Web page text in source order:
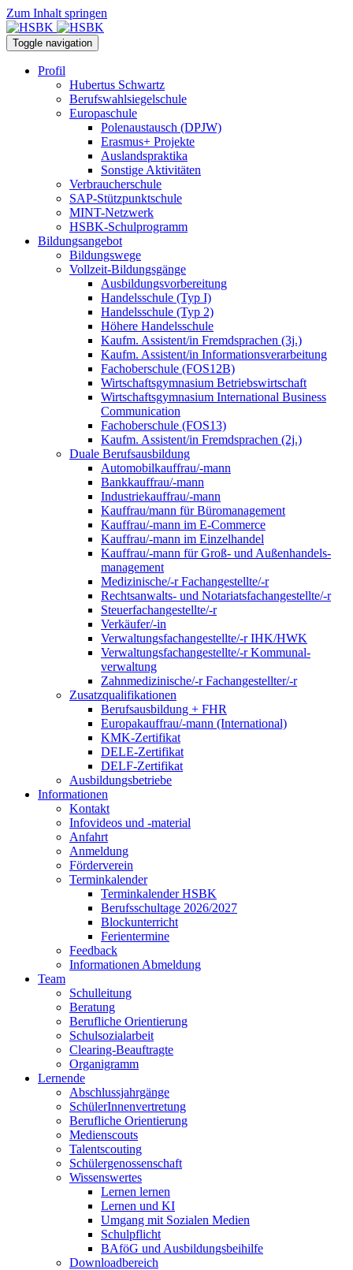
Zum Inhalt springen
Toggle navigation
Profil
Hubertus Schwartz
Berufswahlsiegelschule
Europaschule
Polenaustausch (DPJW)
Erasmus+ Projekte
Auslandspraktika
Sonstige Aktivitäten
Verbraucherschule
SAP-Stützpunktschule
MINT-Netzwerk
HSBK-Schulprogramm
Bildungsangebot
Bildungswege
Vollzeit-Bildungsgänge
Ausbildungsvorbereitung
Handelsschule (Typ I)
Handelsschule (Typ 2)
Höhere Handelsschule
Kaufm. Assistent/in­ Fremdsprachen (3j.)
Kaufm. Assistent/in Informationsverarbeitung
Fachoberschule (FOS12B)
Wirtschaftsgymnasium Betriebswirtschaft
Wirtschaftsgymnasium International Business
Communication
Fachoberschule (FOS13)
Kaufm. Assistent/in Fremdsprachen (2j.)
Duale Berufsausbildung
Automobilkauffrau/-mann
Bankkauffrau/-mann
Industriekauffrau/-mann
Kauffrau/mann für Büromanagement
Kauffrau/-mann im E-Commerce
Kauffrau/-mann im Einzelhandel
Kauffrau/-mann für Groß- und Außen­handels­
manage­ment
Medizinische/-r Fachangestellte/-r
Rechtsanwalts- und Notariatsfachangestellte/-r
Steuerfachangestellte/-r
Verkäufer/-in
Verwaltungs­fach­angestellte/-r IHK/HWK
Verwaltungsfach­angestellte/-r Kommunal­
verwaltung
Zahnmedizinische/-r Fachangestellter/-r
Zusatzqualifikationen
Berufsausbildung + FHR
Europakauffrau/-mann (International)
KMK-Zertifikat
DELE-Zertifikat
DELF-Zertifikat
Ausbildungsbetriebe
Informationen
Kontakt
Infovideos und -material
Anfahrt
Anmeldung
Förderverein
Terminkalender
Terminkalender HSBK
Berufsschultage 2026/2027
Blockunterricht
Ferientermine
Feedback
Informationen Abmeldung
Team
Schulleitung
Beratung
Berufliche Orientierung
Schulsozialarbeit
Clearing-Beauftragte
Organigramm
Lernende
Abschlussjahrgänge
SchülerInnenvertretung
Berufliche Orientierung
Medienscouts
Talentscouting
Schüler­genossen­schaft
Wissenswertes
Lernen lernen
Lernen und KI
Umgang mit Sozialen Medien
Schulpflicht
BAföG und Ausbildungsbeihilfe
Downloadbereich